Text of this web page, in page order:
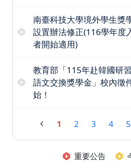
南臺科技大學境外學生獎
設置辦法修正(116學年度
者開始適用)
教育部「115年赴韓國研
語文交換獎學金」校內徵
始！
1 2 3 4 5
重要公告